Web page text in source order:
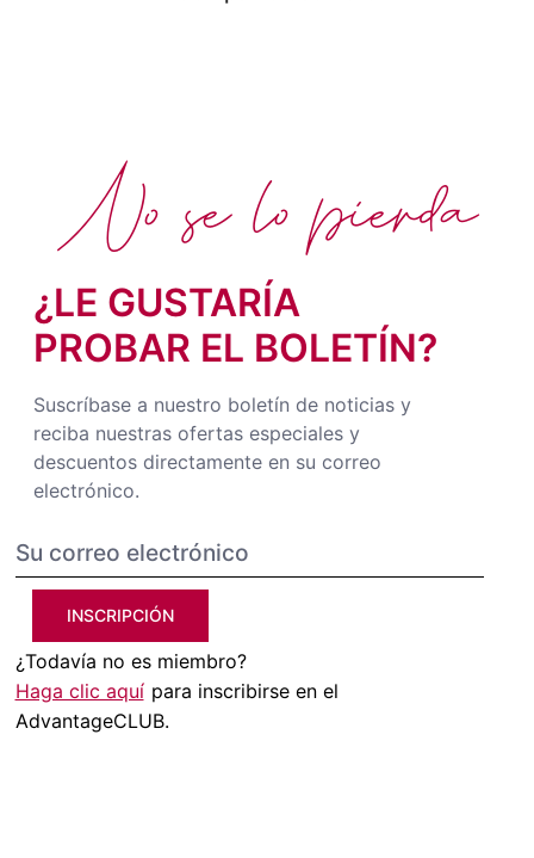
¿LE GUSTARÍA
PROBAR EL BOLETÍN?
Suscríbase a nuestro boletín de noticias y
reciba nuestras ofertas especiales y
descuentos directamente en su correo
electrónico.
INSCRIPCIÓN
¿Todavía no es miembro?
Haga clic aquí para inscribirse en el
AdvantageCLUB.
No se lo pierda